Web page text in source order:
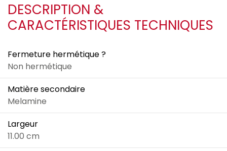
DESCRIPTION &
CARACTÉRISTIQUES TECHNIQUES
Fermeture hermétique ?
Non hermétique
Matière secondaire
Melamine
Largeur
11.00 cm